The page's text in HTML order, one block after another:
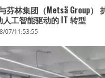
動画公
開
「もし
分を分
析した
ら、す
芬林集团（Metsä Group）
人工智能驱动的 IT 转型
07/11:53:55